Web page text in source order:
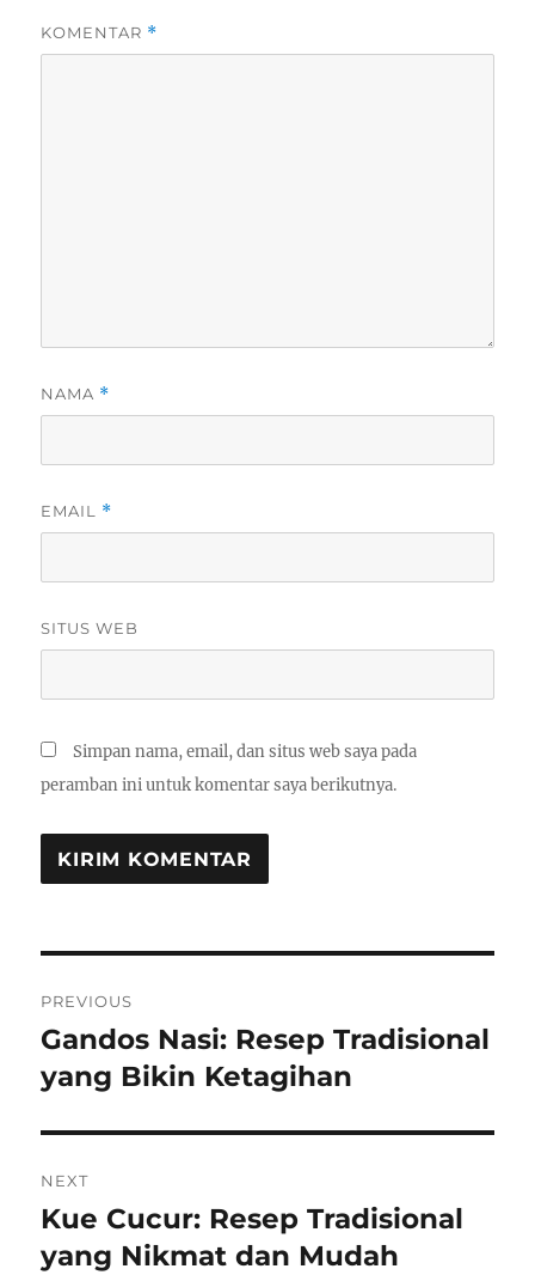
KOMENTAR *
NAMA *
EMAIL *
SITUS WEB
Simpan nama, email, dan situs web saya pada
peramban ini untuk komentar saya berikutnya.
pos
PREVIOUS
Previous
post:
Gandos Nasi: Resep Tradisional
yang Bikin Ketagihan
NEXT
Next
post:
Kue Cucur: Resep Tradisional
yang Nikmat dan Mudah